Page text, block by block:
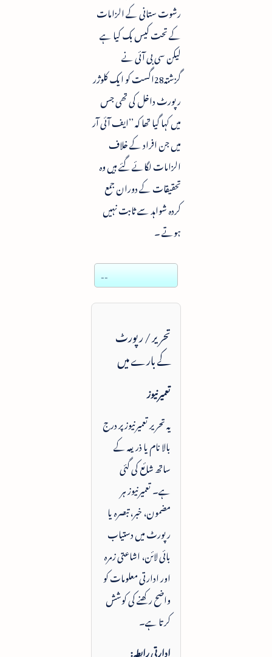
رشوت ستانی کے الزامات
کے تحت کیس بک کیا ہے
لیکن سی بی آئی نے
گزشتہ28اگست کو ایک کلوژر
رپورٹ داخل کی تھی جس
میں کہا گیا تھا کہ ’’ایف آئی آر
میں جن افراد کے خلاف
الزامات لگائے گئے ہیں وہ
تحقیقات کے دوران جمع
کردہ شواہد سے ثابت نہیں
ہوتے ۔
--
تحریر / رپورٹ
کے بارے میں
تعمیرنیوز
یہ تحریر تعمیرنیوز پر درج
بالا نام یا ذریعہ کے
ساتھ شائع کی گئی
ہے۔ تعمیرنیوز ہر
مضمون، خبر، تبصرہ یا
رپورٹ میں دستیاب
بائی لائن، اشاعتی زمرہ
اور ادارتی معلومات کو
واضح رکھنے کی کوشش
کرتا ہے۔
ادارتی رابطہ: